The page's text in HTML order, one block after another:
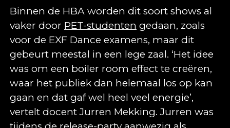
Binnen de HBA worden dit soort shows al
vaker door PET-studenten gedaan, zoals
voor de EXF Dance examens, maar dit
gebeurt meestal in een lege zaal. ‘Het idee
was om een boiler room effect te creëren,
waar het publiek dan helemaal los op kan
gaan en dat gaf wel heel veel energie’,
vertelt docent Jurren Mekking. Jurren was